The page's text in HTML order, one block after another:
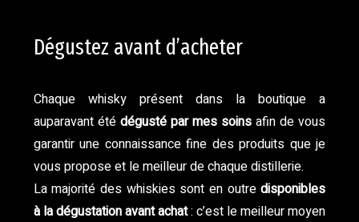
Dégustez avant d’acheter
Chaque whisky présent dans la boutique a
auparavant été dégusté par mes soins afin de vous
garantir une connaissance fine des produits que je
vous propose et le meilleur de chaque distillerie.
La majorité des whiskies sont en outredisponibles
à la dégustation avant achat: c’est le meilleur moyen